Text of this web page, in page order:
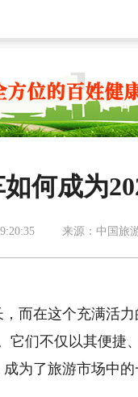
何成为
来源：中国旅
而在这个充满活力
们不仅以其便捷
为了旅游市场中的